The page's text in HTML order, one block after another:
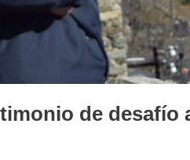
de desafío